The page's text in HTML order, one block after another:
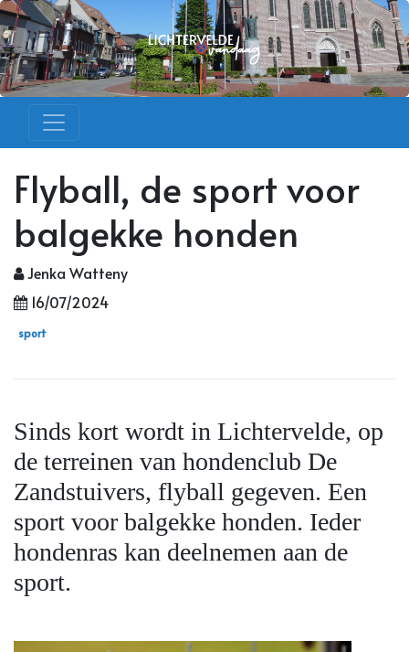
Flyball, de sport voor
balgekke honden
Jenka Watteny
16/07/2024
sport
Sinds kort wordt in Lichtervelde, op
de terreinen van hondenclub De
Zandstuivers, flyball gegeven. Een
sport voor balgekke honden. Ieder
hondenras kan deelnemen aan de
sport.